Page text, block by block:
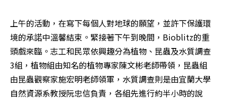
上午的活動，在寫下每個人對地球的願望，並許下保護環
境的承諾中溫馨結束。緊接著下午到晚間，Bioblitz的重
頭戲來臨。志工和民眾依興趣分為植物、昆蟲及水質調查
3組，植物組由知名的植物專家陳文彬老師帶領，昆蟲組
由昆蟲觀察家施宏明老師領軍，水質調查則是由宜蘭大學
自然資源系教授阮忠信負責，各組先進行約半小時的說